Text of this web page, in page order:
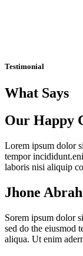
Testimonial
What Says
Our Happy
Lorem ipsum dolor
tempor
laboris nisi aliquip
Jhone
Sorem ipsum dolor
sed do the eiusmod
aliqua. Ut enim